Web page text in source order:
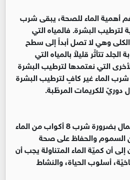
أهمية الماء للصحة، يبقى شرب
لترطيب البشرة. فالمياه التي
وهي لا تصل أبداً إلى سطح
تتأثّر قليلاً بالمياه التي
التي نعتمدها لترطيب البشرة
الماء غير كافٍ لترطيب البشرة
دوريّ للكريمات المرطّبة.
يوصي خبراء التغذية والجمال بضرورة شرب 8 أكواب من الماء
السموم والحفاظ على صحة
أن كميّة الماء المتناولة يجب أن
أسلوب الحياة، والنشاط